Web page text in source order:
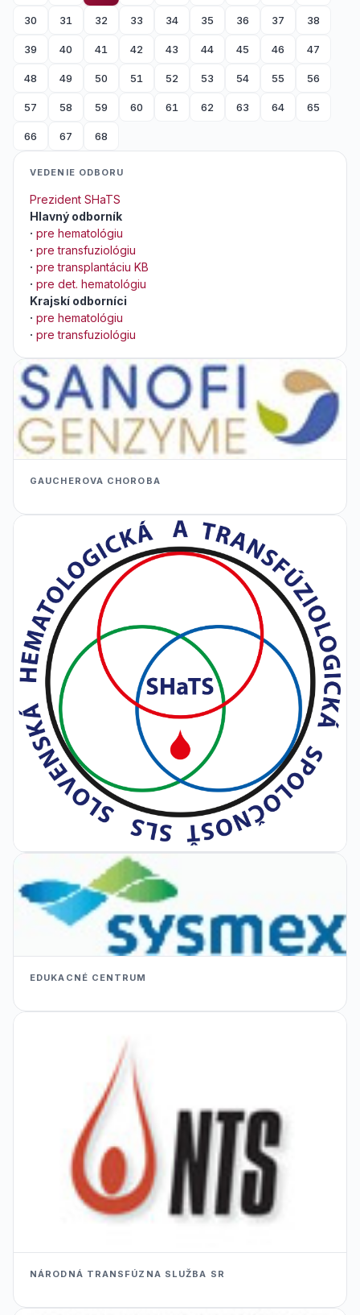
30 31 32 33 34 35 36 37 38
39 40 41 42 43 44 45 46 47
48 49 50 51 52 53 54 55 56
57 58 59 60 61 62 63 64 65
66 67 68
VEDENIE ODBORU
Prezident SHaTS
Hlavný odborník
· pre hematológiu
· pre transfuziológiu
· pre transplantáciu KB
· pre det. hematológiu
Krajskí odborníci
· pre hematológiu
· pre transfuziológiu
GAUCHEROVA CHOROBA
EDUKACNÉ CENTRUM
NÁRODNÁ TRANSFÚZNA SLUŽBA SR